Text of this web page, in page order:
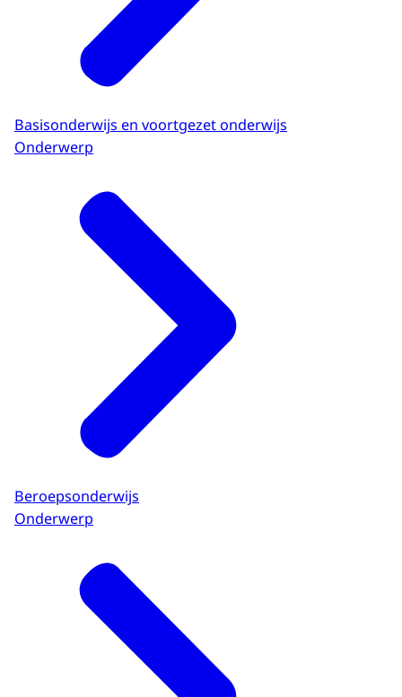
Basisonderwijs en voortgezet onderwijs
Onderwerp
Beroepsonderwijs
Onderwerp